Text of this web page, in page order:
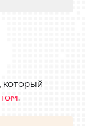
который
.